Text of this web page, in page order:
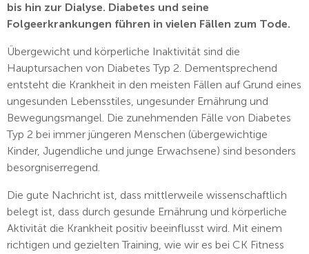
bis hin zur Dialyse. Diabetes und seine
Folgeerkrankungen führen in vielen Fällen zum Tode.
Übergewicht und körperliche Inaktivität sind die
Hauptursachen von Diabetes Typ 2. Dementsprechend
entsteht die Krankheit in den meisten Fällen auf Grund eines
ungesunden Lebensstiles, ungesunder Ernährung und
Bewegungsmangel. Die zunehmenden Fälle von Diabetes
Typ 2 bei immer jüngeren Menschen (übergewichtige
Kinder, Jugendliche und junge Erwachsene) sind besonders
besorgniserregend.
Die gute Nachricht ist, dass mittlerweile wissenschaftlich
belegt ist, dass durch gesunde Ernährung und körperliche
Aktivität die Krankheit positiv beeinflusst wird. Mit einem
richtigen und gezielten Training, wie wir es bei CK Fitness